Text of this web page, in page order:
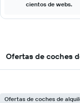
cientos de webs.
Ofertas de coches
Ofertas de coches de